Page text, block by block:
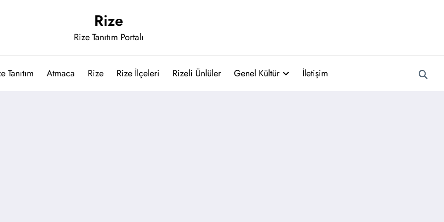
Rize
Rize Tanıtım Portalı
Tanıtım Atmaca Rize Rize İlçeleri Rizeli Ünlüler Genel Kültür İletişim